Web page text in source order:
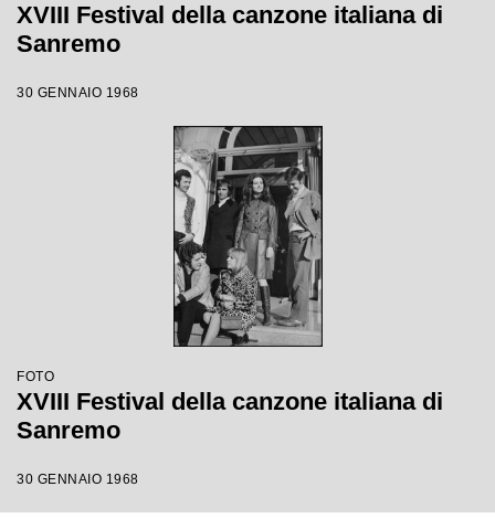
XVIII Festival della canzone italiana di
Sanremo
30 GENNAIO 1968
FOTO
XVIII Festival della canzone italiana di
Sanremo
30 GENNAIO 1968